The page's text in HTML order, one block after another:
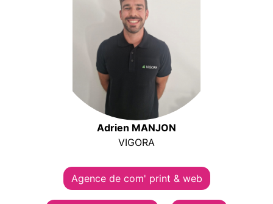
Adrien MANJON
VIGORA
Agence de com' print & web